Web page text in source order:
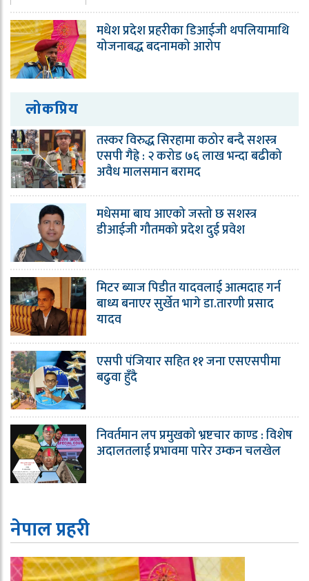
मधेश प्रदेश प्रहरीका डिआईजी थपलियामाथि
योजनाबद्ध बदनामको आरोप
लोकप्रिय
तस्कर विरुद्ध सिरहामा कठोर बन्दै सशस्त्र
एसपी गैह्रे : २ करोड ७६ लाख भन्दा बढीको
अवैध मालसमान बरामद
मधेसमा बाघ आएको जस्तो छ सशस्त्र
डीआईजी गौतमको प्रदेश दुई प्रवेश
मिटर ब्याज पिडीत यादवलाई आत्मदाह गर्न
बाध्य बनाएर सुर्खेत भागे डा.तारणी प्रसाद
यादव
एसपी पंजियार सहित ११ जना एसएसपीमा
बढुवा हुँदै
निवर्तमान लप प्रमुखको भ्रष्टचार काण्ड : विशेष
अदालतलाई प्रभावमा पारेर उम्कन चलखेल
नेपाल प्रहरी